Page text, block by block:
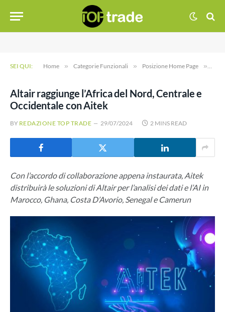
SEI QUI: Home » Categorie Funzionali » Posizione Home Page »
Altair raggiunge l’Africa del Nord, Centrale e
Occidentale con Aitek
BY REDAZIONE TOP TRADE 29/07/2024 2 MINS READ
Con l’accordo di collaborazione appena instaurata, Aitek
distribuirà le soluzioni di Altair per l’analisi dei dati e l’AI in
Marocco, Ghana, Costa D’Avorio, Senegal e Camerun